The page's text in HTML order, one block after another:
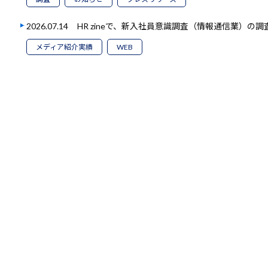
2026.07.14 HR zineで、新入社員意識調査（情報通信業）の
メディア紹介実績 WEB